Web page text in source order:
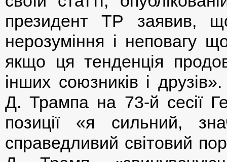
президент ТР заявив,
нерозуміння і неповагу
якщо ця тенденція
інших союзників і
Д. Трампа на 73-й сесії
позиції «я сильний,
справедливий світовий